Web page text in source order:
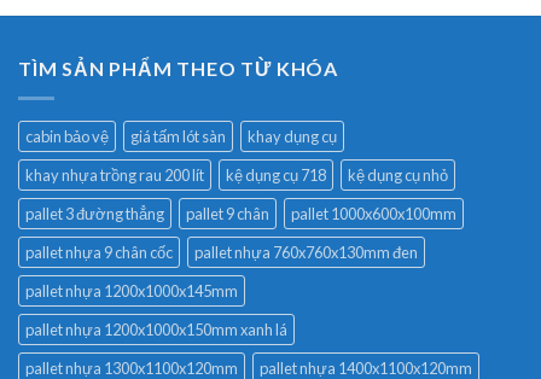
TÌM SẢN PHẨM THEO TỪ KHÓA
cabin bảo vệ giá tấm lót sàn
khay dụng cụ
khay nhựa trồng rau 200 lít
kệ dụng cụ 718
kệ dụng cụ nhỏ
pallet 3 đường thẳng
pallet 9 chân
pallet 1000x600x100mm
pallet nhựa 9 chân cốc
pallet nhựa 760x760x130mm đen
pallet nhựa 1200x1000x145mm
pallet nhựa 1200x1000x150mm xanh lá
pallet nhựa 1300x1100x120mm
pallet nhựa 1400x1100x120mm